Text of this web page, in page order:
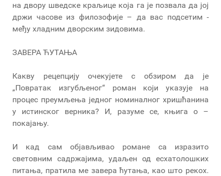
на двору шведске краљице која га је позвала да јој
држи часове из филозофије – да вас подсетим -
међу хладним дворским зидовима.
ЗАВЕРА ЋУТАЊА
Какву рецепцију очекујете с обзиром да је
„Повратак изгубљеног“ роман који указује на
процес преумљења једног номиналног хришћанина
у истинског верника? И, разуме се, књига о –
покајању.
И кад сам објављивао романе са изразито
световним садржајима, удаљен од есхатолошких
питања, пратила ме завера ћутања, као што рекох.